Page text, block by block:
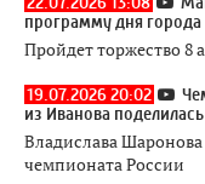
программу дня города
Пройдет торжество 8
19.07.2026 20:02
из Иванова
Владислава
чемпионата России